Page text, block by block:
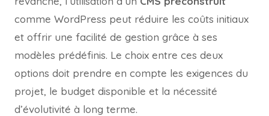
comme WordPress peut réduire les coûts initiaux
et offrir une facilité de gestion grâce à ses
modèles prédéfinis. Le choix entre ces deux
options doit prendre en compte les exigences du
projet, le budget disponible et la nécessité
d’évolutivité à long terme.